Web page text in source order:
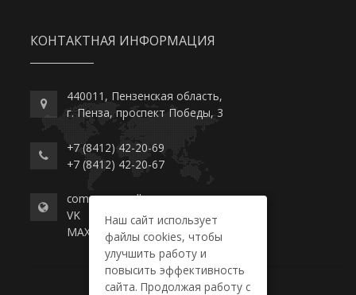
КОНТАКТНАЯ ИНФОРМАЦИЯ
440011, Пензенская область,
г. Пенза, проспект Победы, 3
+7 (8412) 42-20-69
+7 (8412) 42-20-67
commerce-college.ru
VK
MAX
Наш сайт использует
файлы cookies, чтобы
улучшить работу и
повысить эффективность
сайта. Продолжая работу с